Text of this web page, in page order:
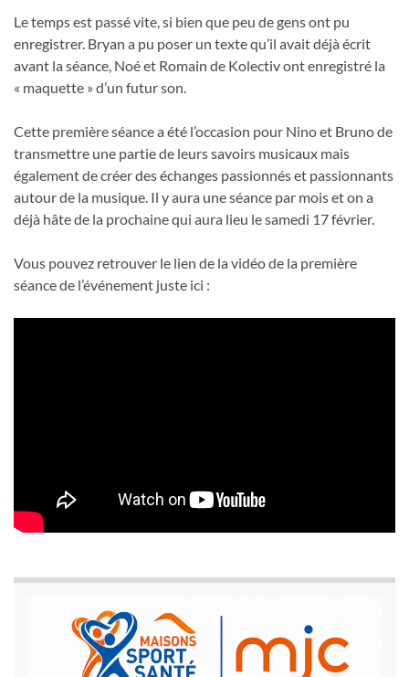
Le temps est passé vite, si bien que peu de gens ont pu
enregistrer. Bryan a pu poser un texte qu’il avait déjà écrit
avant la séance, Noé et Romain de Kolectiv ont enregistré la
« maquette » d’un futur son.
Cette première séance a été l’occasion pour Nino et Bruno de
transmettre une partie de leurs savoirs musicaux mais
également de créer des échanges passionnés et passionnants
autour de la musique. Il y aura une séance par mois et on a
déjà hâte de la prochaine qui aura lieu le samedi 17 février.
Vous pouvez retrouver le lien de la vidéo de la première
séance de l’événement juste ici :